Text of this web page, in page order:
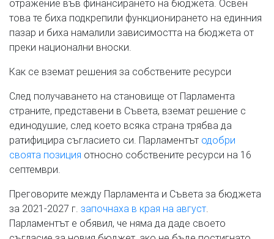
отражение във финансирането на бюджета. Освен
това те биха подкрепили функционирането на единния
пазар и биха намалили зависимостта на бюджета от
преки национални вноски.
Как се вземат решения за собствените ресурси
След получаването на становище от Парламента
страните, представени в Съвета, вземат решение с
единодушие, след което всяка страна трябва да
ратифицира съгласието си. Парламентът одобри
своята позиция относно собствените ресурси на 16
септември.
Преговорите между Парламента и Съвета за бюджета
за 2021-2027 г. започнаха в края на август
Парламентът е обявил, че няма да даде своето